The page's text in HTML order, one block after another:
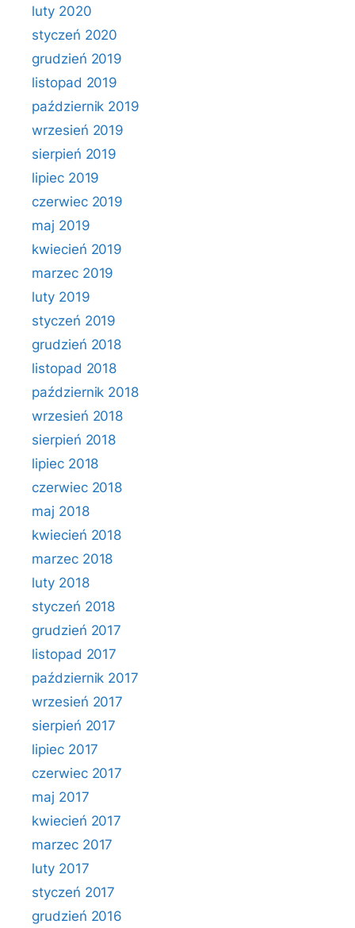
luty 2020
styczeń 2020
grudzień 2019
listopad 2019
październik 2019
wrzesień 2019
sierpień 2019
lipiec 2019
czerwiec 2019
maj 2019
kwiecień 2019
marzec 2019
luty 2019
styczeń 2019
grudzień 2018
listopad 2018
październik 2018
wrzesień 2018
sierpień 2018
lipiec 2018
czerwiec 2018
maj 2018
kwiecień 2018
marzec 2018
luty 2018
styczeń 2018
grudzień 2017
listopad 2017
październik 2017
wrzesień 2017
sierpień 2017
lipiec 2017
czerwiec 2017
maj 2017
kwiecień 2017
marzec 2017
luty 2017
styczeń 2017
grudzień 2016